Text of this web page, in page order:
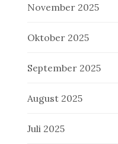
November 2025
Oktober 2025
September 2025
August 2025
Juli 2025